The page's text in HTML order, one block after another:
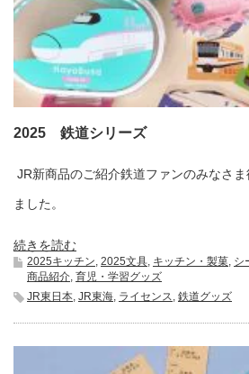
2025 鉄道シリーズ
JR新商品のご紹介鉄道ファンのみなさ
ました。
続きを読む
2025キッチン, 2025文具, キッチン・製菓, シ
商品紹介, 育児・学習グッズ
JR東日本, JR東海, ライセンス, 鉄道グッズ